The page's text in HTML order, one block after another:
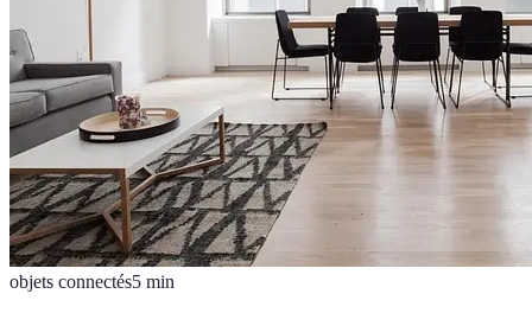
objets connectés5 min